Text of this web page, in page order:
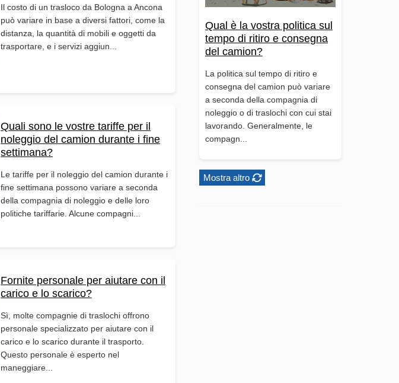
Qual è la vostra politica sul
tempo di ritiro e consegna
del camion?
La politica sul tempo di ritiro e
consegna del camion può variare
a seconda della compagnia di
noleggio o di traslochi con cui stai
lavorando. Generalmente, le
compagn...
Mostra altro
Il costo di un trasloco da Bologna a Ancona
può variare in base a diversi fattori, come la
distanza, la quantità di mobili e oggetti da
trasportare, e i servizi aggiun...
Quali sono le vostre tariffe per il
noleggio del camion durante i fine
settimana?
Le tariffe per il noleggio del camion durante i
fine settimana possono variare a seconda
della compagnia di noleggio e delle loro
politiche tariffarie. Alcune compagni...
Fornite personale per aiutare con il
carico e lo scarico?
Sì, molte compagnie di traslochi offrono
personale specializzato per aiutare con il
carico e lo scarico durante il trasporto.
Questo personale è esperto nel
maneggiare...